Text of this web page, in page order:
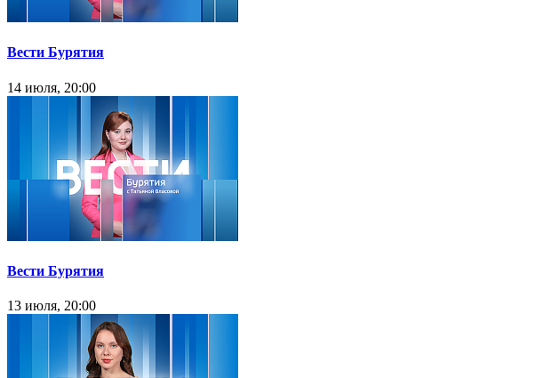
Вести Бурятия
14 июля, 20:00
Вести Бурятия
13 июля, 20:00